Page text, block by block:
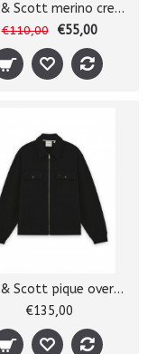
Lyle & Scott merino crewneck
€110,00 €55,00
Lyle & Scott pique overshirt
€135,00